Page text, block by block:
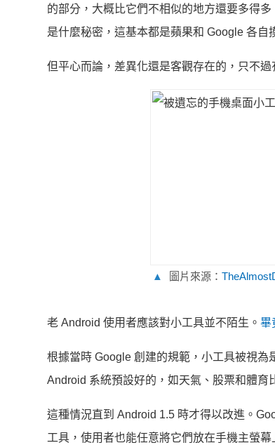
的部分，大概比它們不相似的地方還要多得
是什麼秘密，這基本都是蘋果和 Google 各自
但平心而論，差異化還是客觀存在的，只不
▲ 圖片來源：
老 Android 使用者應該對小工具並不陌生。 畢
根據當時 Google 創建的規範，小工具被視
Android 系統預設好的，如天氣、股票和體育
這種情況直到 Android 1.5 時才得以改進。
工具，使用者也能任意將它們放在手機主螢幕